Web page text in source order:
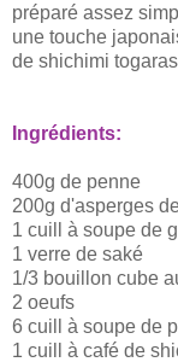
préparé assez
une touche
de shichimi
Ingrédients:
400g de penne
200g d'asperges
1 cuill à soupe de
1 verre de saké
1/3 bouillon cube
2 oeufs
6 cuill
à soupe de
1 cuill à café de